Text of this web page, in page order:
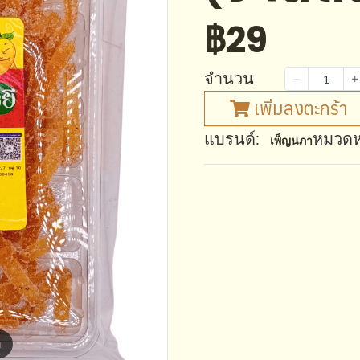
฿29
จำนวน
เพิ่มลงตะกร้า
แบรนด์: เพ็ญนภาหมวด